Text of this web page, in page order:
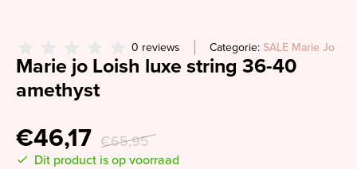
0 reviews Categorie: SALE Marie Jo
Marie jo Loish luxe string 36-40
amethyst
€46,17 €65,95
Dit product is op voorraad